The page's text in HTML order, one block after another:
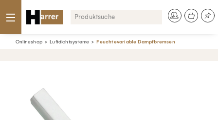
Onlineshop Luftdichtsysteme Feuchtevariable Dampfbremsen